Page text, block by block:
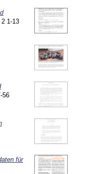
2 1-13
56
für